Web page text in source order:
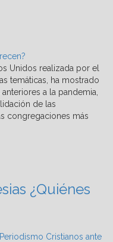
¿Quiénes
Cristianos ante